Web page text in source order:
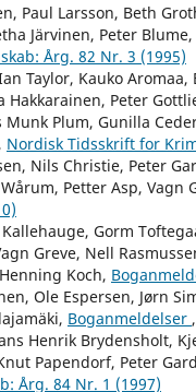
Paul Larsson, Beth
Järvinen, Peter
Årg. 82 Nr. 3 (1995)
Taylor, Kauko
Hakkarainen, Peter
Munk Plum, Gunilla
, Nordisk Tidsskrift for
Nils Christie, Peter
Petter Asp, Vagn
Gorm
Greve, Nell
Koch,
Ole Espersen, Jørn
Boganmeldelser ,
Henrik Brydensholt,
Papendorf, Peter
Årg. 84 Nr. 1 (1997)